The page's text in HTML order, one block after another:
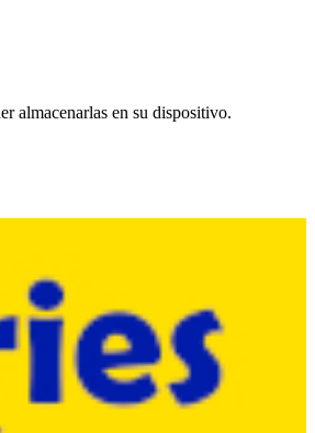
almacenarlas en su dispositivo.